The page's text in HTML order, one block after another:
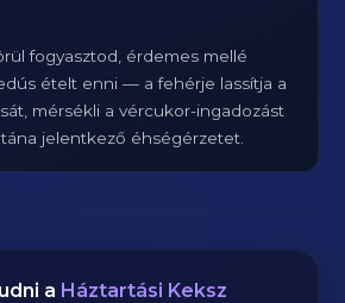
fogyasztod, érdemes mellé
ételt enni — a fehérje lassítja a
mérsékli a vércukor-ingadozást
jelentkező éhségérzetet.
a Háztartási Keksz